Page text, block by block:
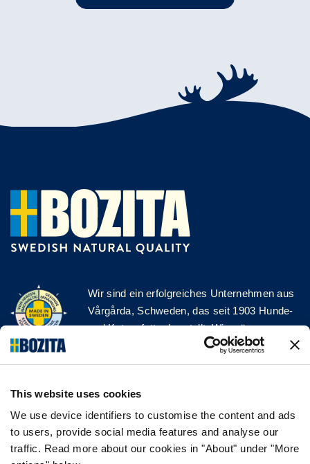
This website uses cookies
We use device identifiers to customise the content and ads
to users, provide social media features and analyse our
traffic. Read more about our cookies in "About" under "More
Wir sind ein erfolgreiches Unternehmen aus
Vårgårda, Schweden, das seit 1903 Hunde-
und Katzenfutter herstellt. Wir mögen es
natürlich und einfach. Wir stellen unser
Hunde- und Katzenfutter aus hochwertigen
FOLGE UNS AUF SOCIAL MEDIA